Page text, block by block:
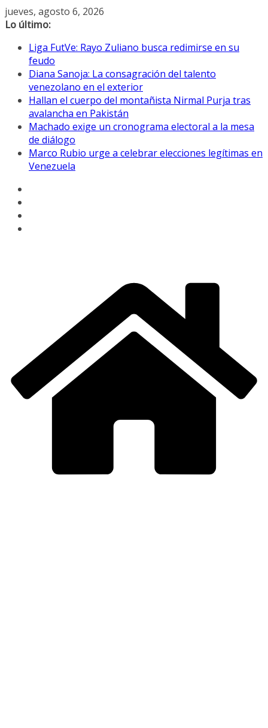
Saltar
al
jueves, agosto 6, 2026
Lo último:
Liga FutVe: Rayo Zuliano busca redimirse en su
feudo
Diana Sanoja: La consagración del talento
venezolano en el exterior
Hallan el cuerpo del montañista Nirmal Purja tras
avalancha en Pakistán
Machado exige un cronograma electoral a la mesa
de diálogo
Marco Rubio urge a celebrar elecciones legítimas en
Venezuela